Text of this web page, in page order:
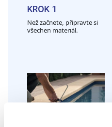
KROK 1
Než začnete, připravte si
všechen materiál.